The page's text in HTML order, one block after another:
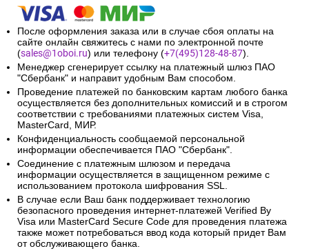
После оформления заказа или в случае сбоя оплаты на
сайте онлайн свяжитесь с нами по электронной почте
(sales@1oboi.ru) или телефону (+7(495)128-48-87).
Менеджер сгенерирует ссылку на платежный шлюз ПАО
"Сбербанк" и направит удобным Вам способом.
Проведение платежей по банковским картам любого банка
осуществляется без дополнительных комиссий и в строгом
соответствии с требованиями платежных систем Visa,
MasterCard, МИР.
Конфиденциальность сообщаемой персональной
информации обеспечивается ПАО "Сбербанк".
Соединение с платежным шлюзом и передача
информации осуществляется в защищенном режиме с
использованием протокола шифрования SSL.
В случае если Ваш банк поддерживает технологию
безопасного проведения интернет-платежей Verified By
Visa или MasterCard Secure Code для проведения платежа
также может потребоваться ввод кода который придет Вам
от обслуживающего банка.